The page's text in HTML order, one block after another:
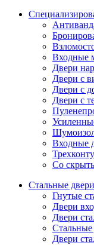
Входные
Двери
Двери с
Двери с
Двери с
Входные
Со
Стальные двери
Гнутые
Двери
Двери
Двери